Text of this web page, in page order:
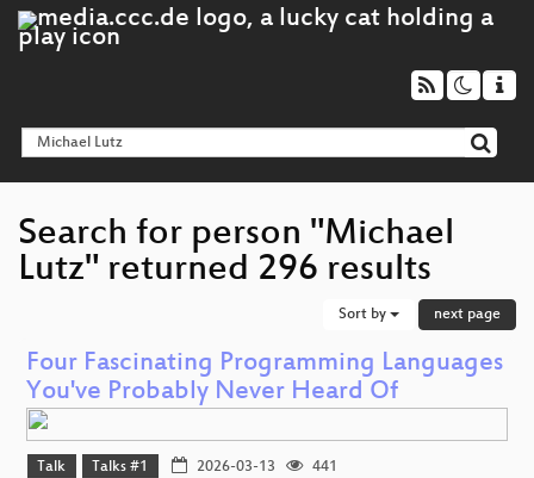
Search for person "Michael
Lutz" returned 296 results
Sort by next page
Four Fascinating Programming Languages
You've Probably Never Heard Of
Talk Talks #1 2026-03-13
441